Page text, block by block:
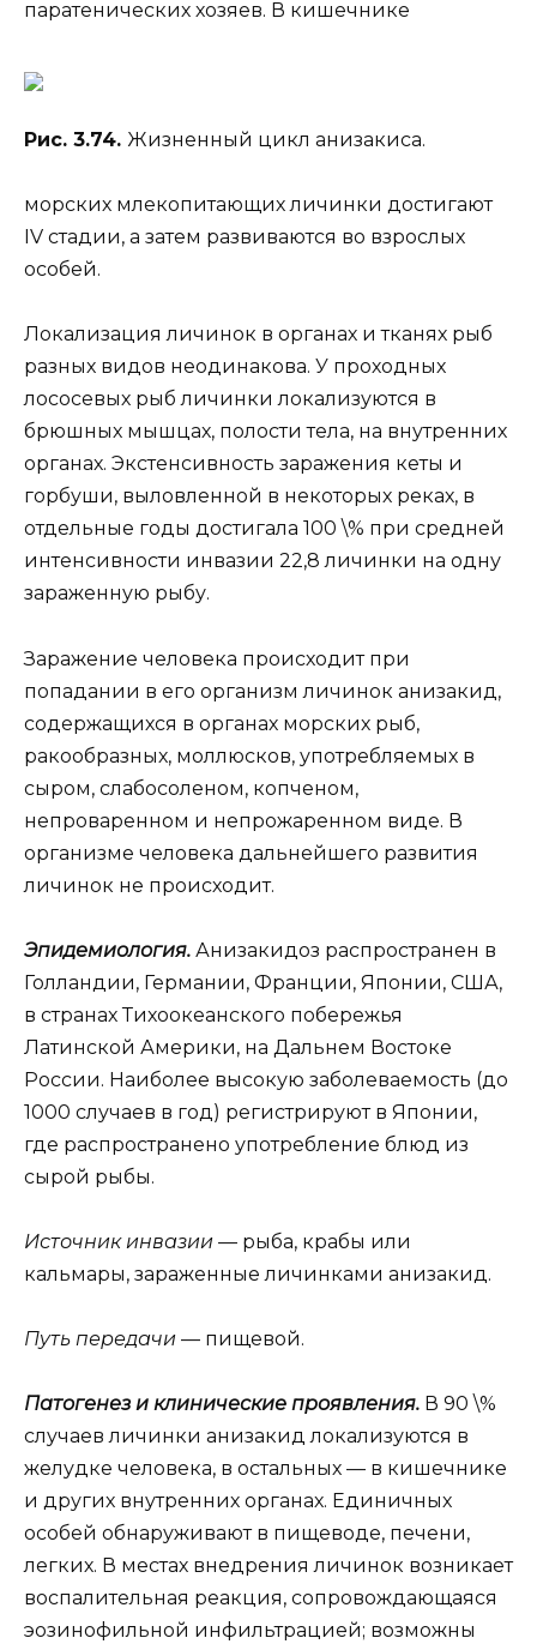
паратенических хозяев. В кишечнике
Рис. 3.74. Жизненный цикл анизакиса.
морских млекопитающих личинки достигают
IV стадии, а затем развиваются во взрослых
особей.
Локализация личинок в органах и тканях рыб
разных видов неодинакова. У проходных
лососевых рыб личинки локализуются в
брюшных мышцах, полости тела, на внутренних
органах. Экстенсивность заражения кеты и
горбуши, выловленной в некоторых реках, в
отдельные годы достигала 100 \% при средней
интенсивности инвазии 22,8 личинки на одну
зараженную рыбу.
Заражение человека происходит при
попадании в его организм личинок анизакид,
содержащихся в органах морских рыб,
ракообразных, моллюсков, употребляемых в
сыром, слабосоленом, копченом,
непроваренном и непрожаренном виде. В
организме человека дальнейшего развития
личинок не происходит.
Эпидемиология. Анизакидоз распространен в
Голландии, Германии, Франции, Японии, США,
в странах Тихоокеанского побережья
Латинской Америки, на Дальнем Востоке
России. Наиболее высокую заболеваемость (до
1000 случаев в год) регистрируют в Японии,
где распространено употребление блюд из
сырой рыбы.
Источник инвазии — рыба, крабы или
кальмары, зараженные личинками анизакид.
Путь передачи — пищевой.
Патогенез и клинические проявления. В 90 \%
случаев личинки анизакид локализуются в
желудке человека, в остальных — в кишечнике
и других внутренних органах. Единичных
особей обнаруживают в пищеводе, печени,
легких. В местах внедрения личинок возникает
воспалительная реакция, сопровождающаяся
эозинофильной инфильтрацией; возможны